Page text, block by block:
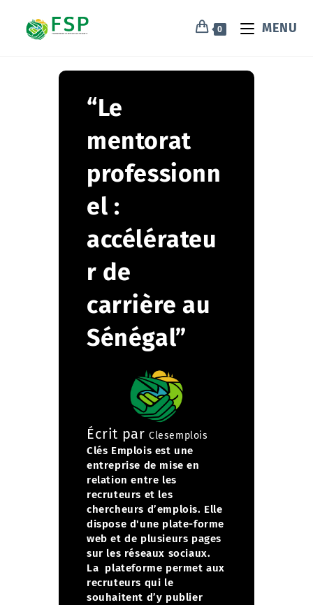
0 MENU
“Le
mentorat
professionn
el :
accélérateu
r de
carrière au
Sénégal”
Écrit par Clesemplois
Clés Emplois est une
entreprise de mise en
relation entre les
recruteurs et les
chercheurs d’emplois. Elle
dispose d'une plate-forme
web et de plusieurs pages
sur les réseaux sociaux.
La plateforme permet aux
recruteurs qui le
souhaitent d’y publier